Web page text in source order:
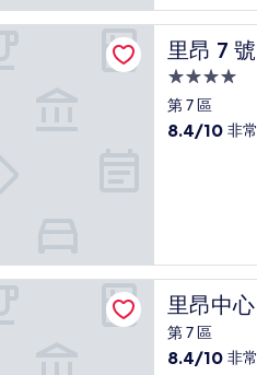
常
好，
(137
則
論)
里昂 7
里昂 7 號
4.0
星
級
第 7 區
8.4
常
好，
(562
則
評
論)
8.4/10 非
里昂中
里昂中心
第 7 區
8.4
8.4/10 非